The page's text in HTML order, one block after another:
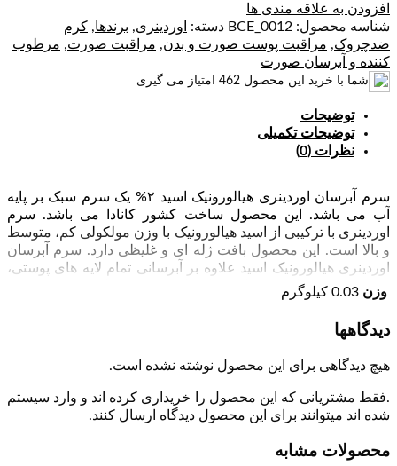
افزودن به علاقه مندی ها
شناسه محصول: BCE_0012 دسته: اوردینری, برندها, کرم
ضدچروک, مراقبت پوست صورت و بدن, مراقبت صورت, مرطوب
کننده و آبرسان صورت
شما با خرید این محصول 462 امتیاز می گیری
توضیحات
توضیحات تکمیلی
نظرات (0)
سرم آبرسان اوردینری هیالورونیک اسید ۲% یک سرم سبک بر پایه
آب می باشد. این محصول ساخت کشور کانادا می باشد. سرم
اوردینری با ترکیبی از اسید هیالورونیک با وزن مولکولی کم، متوسط
و بالا است. این محصول بافت ژله ای و غلیظی دارد. سرم آبرسان
اوردینری هیالورونیک اسید علاوه بر آبرسانی تمام لایه های پوستی،
چین و چروک ها و بی نظمی های بافتی پوست را بهبود می بخشد.
بیرونی استفاده می‌کند و در نتیجه پوست صاف‌تر و شفاف تر
سریع تر جذب می شود.
آبرسان اوردینری
بیشتر برای پوست های نرمال تا خشک مناسب
است. پوست های چرب بهتر است ازسرم آبرسان لورالاستفاده
کنند. روزانه ۳ بار روی پوست تمیز بزنید و بعد از سرم پوست خود را
وزن 0.03 کیلوگرم
دیدگاهها
هیچ دیدگاهی برای این محصول نوشته نشده است.
.فقط مشتریانی که این محصول را خریداری کرده اند و وارد سیستم
شده اند میتوانند برای این محصول دیدگاه ارسال کنند.
محصولات مشابه